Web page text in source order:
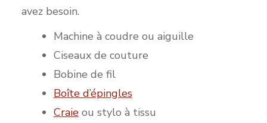
avez besoin.
Machine à coudre ou aiguille
Ciseaux de couture
Bobine de fil
Boîte d’épingles
Craieou stylo à tissu